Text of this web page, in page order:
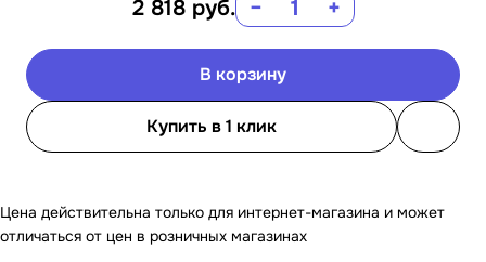
2 818 руб. − +
В корзину
Купить в 1 клик
Цена действительна только для интернет-магазина и может
отличаться от цен в розничных магазинах